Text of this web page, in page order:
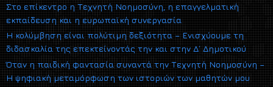
Στο επίκεντρο η Τεχνητή Νοημοσύνη, η επαγγελματική
εκπαίδευση και η ευρωπαϊκή συνεργασία
Η κολύμβηση είναι πολύτιμη δεξιότητα – Ενισχύουμε τη
διδασκαλία της επεκτείνοντάς την και στην Δ΄ Δημοτικού
Όταν η παιδική φαντασία συναντά την Τεχνητή Νοημοσύνη –
Η ψηφιακή μεταμόρφωση των ιστοριών των μαθητών μου